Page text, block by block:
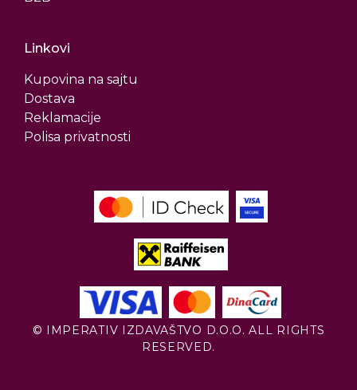
Linkovi
Kupovina na sajtu
Dostava
Reklamacije
Polisa privatnosti
© IMPERATIV IZDAVAŠTVO D.O.O. ALL RIGHTS
RESERVED.